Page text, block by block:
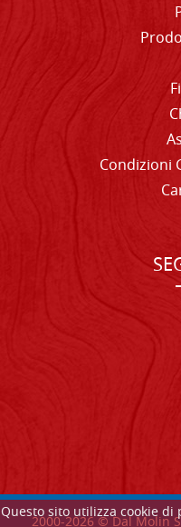
Questo sito utilizza cookie
Condizioni
2000-2026© Dal Molin